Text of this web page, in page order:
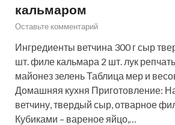
кальмаром
Оставьте комментарий
Ингредиенты ветчина 300 г сыр
шт. филе кальмара 2 шт. лук
майонез зелень Таблица мер и
Домашняя кухня Приготовление:
ветчину, твердый сыр, отварное
Кубиками – вареное яйцо,…